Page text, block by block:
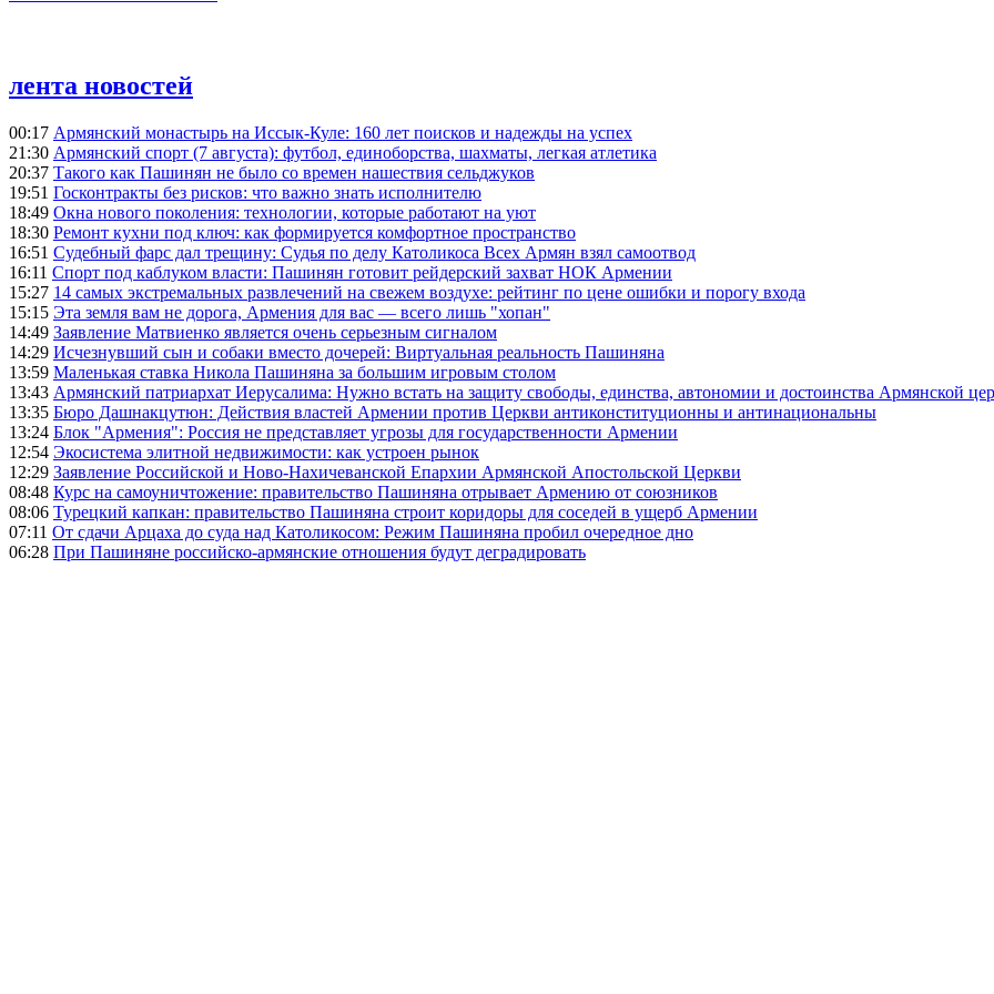
лента новостей
00:17 Армянский монастырь на Иссык-Куле: 160 лет поисков и надежды на успех
21:30 Армянский спорт (7 августа): футбол, единоборства, шахматы, легкая атлетика
20:37 Такого как Пашинян не было со времен нашествия сельджуков
19:51 Госконтракты без рисков: что важно знать исполнителю
18:49 Окна нового поколения: технологии, которые работают на уют
18:30 Ремонт кухни под ключ: как формируется комфортное пространство
16:51 Судебный фарс дал трещину: Судья по делу Католикоса Всех Армян взял самоотвод
16:11 Спорт под каблуком власти: Пашинян готовит рейдерский захват НОК Армении
15:27 14 самых экстремальных развлечений на свежем воздухе: рейтинг по цене ошибки и порогу входа
15:15 Эта земля вам не дорога, Армения для вас — всего лишь "хопан"
14:49 Заявление Матвиенко является очень серьезным сигналом
14:29 Исчезнувший сын и собаки вместо дочерей: Виртуальная реальность Пашиняна
13:59 Маленькая ставка Никола Пашиняна за большим игровым столом
13:43 Армянский патриархат Иерусалима: Нужно встать на защиту свободы, единства, автономии и достоинства Армянской
13:35 Бюро Дашнакцутюн: Действия властей Армении против Церкви антиконституционны и антинациональны
13:24 Блок "Армения": Россия не представляет угрозы для государственности Армении
12:54 Экосистема элитной недвижимости: как устроен рынок
12:29 Заявление Российской и Ново-Нахичеванской Епархии Армянской Апостольской Церкви
08:48 Курс на самоуничтожение: правительство Пашиняна отрывает Армению от союзников
08:06 Турецкий капкан: правительство Пашиняна строит коридоры для соседей в ущерб Армении
07:11 От сдачи Арцаха до суда над Католикосом: Режим Пашиняна пробил очередное дно
06:28 При Пашиняне российско-армянские отношения будут деградировать